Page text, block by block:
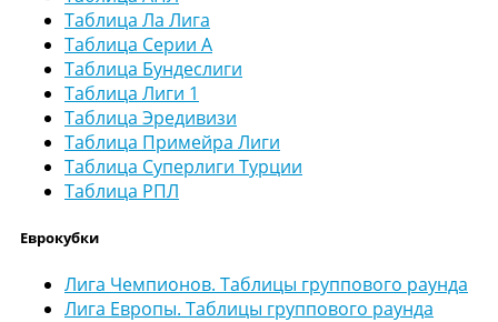
Таблица Ла Лига
Таблица Серии А
Таблица Бундеслиги
Таблица Лиги 1
Таблица Эредивизи
Таблица Примейра Лиги
Таблица Суперлиги Турции
Таблица РПЛ
Еврокубки
Лига Чемпионов. Таблицы группового раунда
Лига Европы. Таблицы группового раунда